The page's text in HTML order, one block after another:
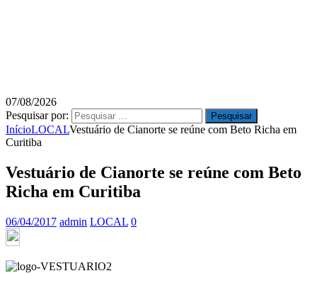
07/08/2026
Pesquisar por:
InícioLOCALVestuário de Cianorte se reúne com Beto Richa em
Curitiba
Vestuário de Cianorte se reúne com Beto
Richa em Curitiba
06/04/2017 admin LOCAL 0